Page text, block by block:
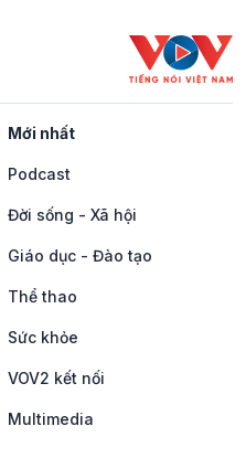
Mới nhất
Podcast
Đời sống - Xã hội
Giáo dục - Đào tạo
Thể thao
Sức khỏe
VOV2 kết nối
Multimedia